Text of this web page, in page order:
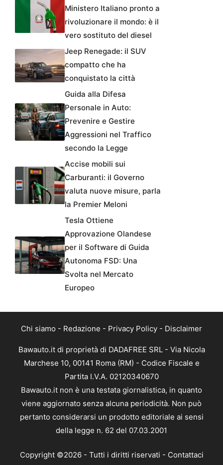
Ministero Italiano pronto a
rivoluzionare il mondo: è il
vero sostituto del diesel
Jeep Renegade: il SUV
compatto che ha
conquistato la città
Guida alla Difesa
Personale in Auto:
Prevenire e Gestire
Aggressioni nel Traffico
secondo la Legge
Accise mobili sui
Carburanti: il Governo
valuta nuove misure, parla
la Premier Meloni
Tesla Ottiene
Approvazione Olandese
per il Software di Guida
Autonoma FSD: Una
Svolta nel Mercato
Europeo
Chi siamo - Redazione - Privacy Policy - Disclaimer
Bawauto.it di proprietà di DADAFREE SRL - Via Nicola
Marchese 10, 00141 Roma (RM) - Codice Fiscale e
Partita I.V.A. 02120340670
Bawauto.it non è una testata giornalistica, in quanto
viene aggiornato senza alcuna periodicità. Non può
pertanto considerarsi un prodotto editoriale ai sensi
della legge n. 62 del 07.03.2001
Copyright ©2026 - Tutti i diritti riservati - Contattaci